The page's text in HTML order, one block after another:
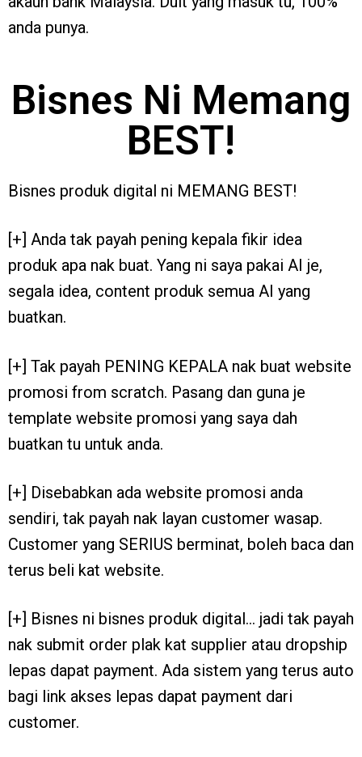
anda punya.
Bisnes Ni Memang
BEST!
Bisnes produk digital ni MEMANG BEST!
[+] Anda tak payah pening kepala fikir idea
produk apa nak buat. Yang ni saya pakai AI je,
segala idea, content produk semua AI yang
buatkan.
[+] Tak payah PENING KEPALA nak buat website
promosi from scratch. Pasang dan guna je
template website promosi yang saya dah
buatkan tu untuk anda.
[+] Disebabkan ada website promosi anda
sendiri, tak payah nak layan customer wasap.
Customer yang SERIUS berminat, boleh baca dan
terus beli kat website.
[+] Bisnes ni bisnes produk digital… jadi tak payah
nak submit order plak kat supplier atau dropship
lepas dapat payment. Ada sistem yang terus auto
bagi link akses lepas dapat payment dari
customer.